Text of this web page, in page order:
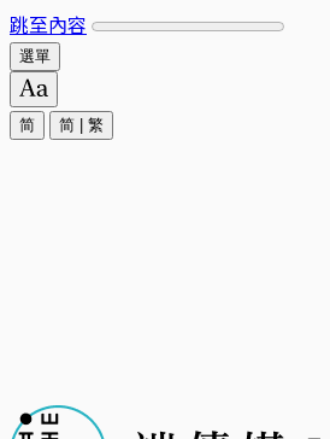
跳至內容
選單
简 简 繁